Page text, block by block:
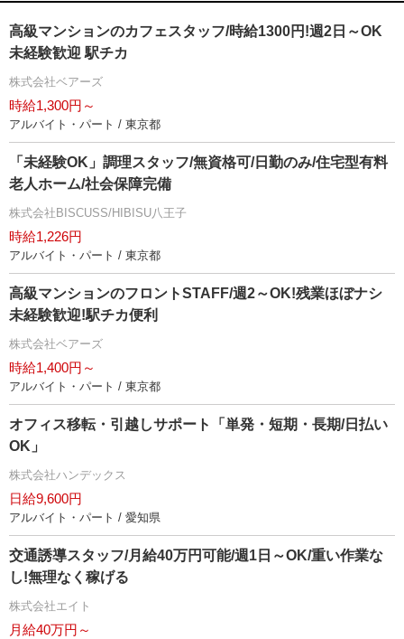
高級マンションのカフェスタッフ/時給1300円!週2日～OK
未経験歓迎 駅チカ
株式会社ベアーズ
時給1,300円～
アルバイト・パート / 東京都
「未経験OK」調理スタッフ/無資格可/日勤のみ/住宅型有料
老人ホーム/社会保障完備
株式会社BISCUSS/HIBISU八王子
時給1,226円
アルバイト・パート / 東京都
高級マンションのフロントSTAFF/週2～OK!残業ほぼナシ
未経験歓迎!駅チカ便利
株式会社ベアーズ
時給1,400円～
アルバイト・パート / 東京都
オフィス移転・引越しサポート「単発・短期・長期/日払い
OK」
株式会社ハンデックス
日給9,600円
アルバイト・パート / 愛知県
交通誘導スタッフ/月給40万円可能/週1日～OK/重い作業な
し!無理なく稼げる
株式会社エイト
月給40万円～